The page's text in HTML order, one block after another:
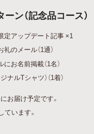
ン（記念品コース）
定アップデート記事 ×1
のメール（1通）
お名前掲載（1名）
ナルTシャツ）（1着）
お届け予定です。
ています。